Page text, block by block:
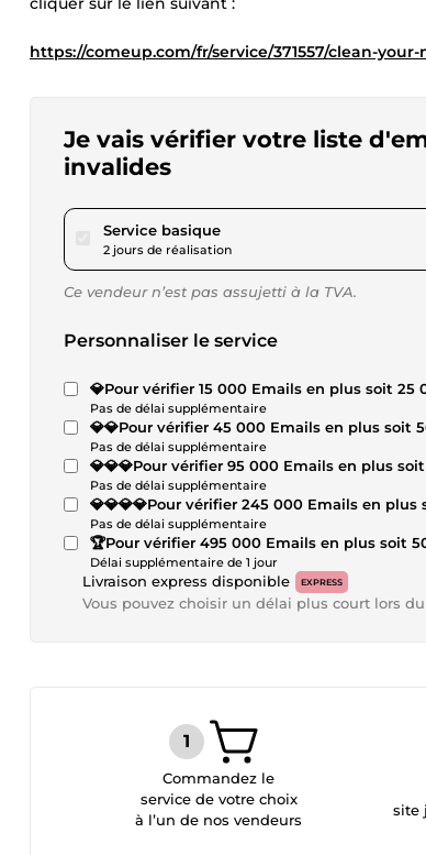
https://comeup.com/fr/service/371557/clean-
Je vais vérifier votre liste
invalides
Service basiquepour 17,34 $US
2 jours de réalisation
Ce vendeur n’est pas assujetti à la TVA.
Personnaliser le service
💎Pour vérifier 15 000 Emails en plus soit 25
Pas de délai supplémentaire
💎💎Pour vérifier 45 000 Emails en plus soit
Pas de délai supplémentaire
💎💎💎Pour vérifier 95 000 Emails en plus
Pas de délai supplémentaire
💎💎💎💎Pour vérifier 245 000 Emails en
Pas de délai supplémentaire
🏆Pour vérifier 495 000 Emails en plus soit
Délai supplémentaire de 1 jour
Livraison express disponible EXPRESS
Vous pouvez choisir un délai plus court lors
Commandez le
service de votre choix
à l’un de nos vendeurs
site